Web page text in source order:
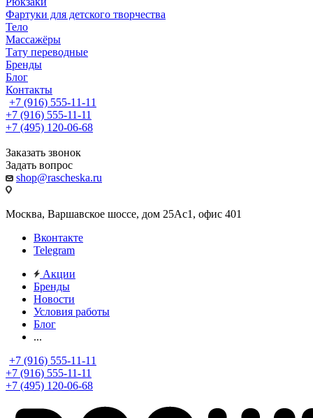
Фартуки для детского творчества
Тело
Массажёры
Тату переводные
Бренды
Блог
Контакты
+7 (916) 555-11-11
+7 (916) 555-11-11
+7 (495) 120-06-68
Заказать звонок
Задать вопрос
shop@rascheska.ru
Москва, Варшавское шоссе, дом 25Аc1, офис 401
Вконтакте
Telegram
Акции
Бренды
Новости
Условия работы
Блог
...
+7 (916) 555-11-11
+7 (916) 555-11-11
+7 (495) 120-06-68